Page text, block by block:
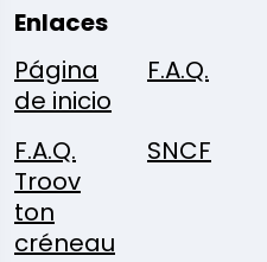
Enlaces
Página
de inicio
F.A.Q.
F.A.Q.
Troov
ton
créneau
SNCF